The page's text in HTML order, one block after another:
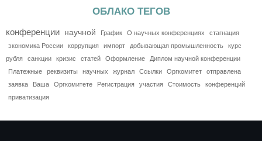
ОБЛАКО ТЕГОВ
конференции научной График О научных конференциях
стагнация
экономика России
коррупция импорт добывающая промышленность
курс
рубля
санкции кризис статей Оформление
Диплом научной конференции
Платежные
реквизиты научных журнал Ссылки Оргкомитет
отправлена
заявка
Ваша Оргкомитете Регистрация участия Стоимость
конференций
приватизация